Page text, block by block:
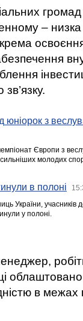
громад
–
освоєння
з
Європи з
молодих
в полоні
України,
у полоні.
в межах